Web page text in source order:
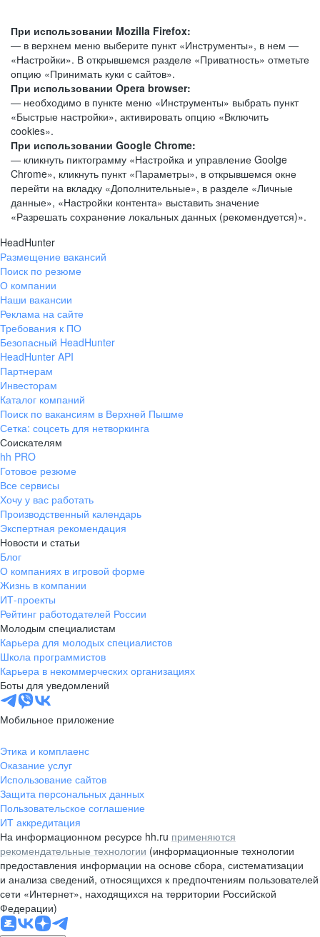
При использовании Mozilla Firefox:
— в верхнем меню выберите пункт «Инструменты», в нем —
«Настройки». В открывшемся разделе «Приватность» отметьте
опцию «Принимать куки с сайтов».
При использовании Opera browser:
— необходимо в пункте меню «Инструменты» выбрать пункт
«Быстрые настройки», активировать опцию «Включить
cookies».
При использовании Google Chrome:
— кликнуть пиктограмму «Настройка и управление Goolge
Chrome», кликнуть пункт «Параметры», в открывшемся окне
перейти на вкладку «Дополнительные», в разделе «Личные
данные», «Настройки контента» выставить значение
«Разрешать сохранение локальных данных (рекомендуется)».
HeadHunter
Размещение вакансий
Поиск по резюме
О компании
Наши вакансии
Реклама на сайте
Требования к ПО
Безопасный HeadHunter
HeadHunter API
Партнерам
Инвесторам
Каталог компаний
Поиск по вакансиям в Верхней Пышме
Сетка: соцсеть для нетворкинга
Соискателям
hh PRO
Готовое резюме
Все сервисы
Хочу у вас работать
Производственный календарь
Экспертная рекомендация
Новости и статьи
Блог
О компаниях в игровой форме
Жизнь в компании
ИТ-проекты
Рейтинг работодателей России
Молодым специалистам
Карьера для молодых специалистов
Школа программистов
Карьера в некоммерческих организациях
Боты для уведомлений
Мобильное приложение
Этика и комплаенс
Оказание услуг
Использование сайтов
Защита персональных данных
Пользовательское соглашение
ИТ аккредитация
На информационном ресурсе hh.ru применяются
рекомендательные технологии (информационные технологии
предоставления информации на основе сбора, систематизации
и анализа сведений, относящихся к предпочтениям пользователей
сети «Интернет», находящихся на территории Российской
Федерации)